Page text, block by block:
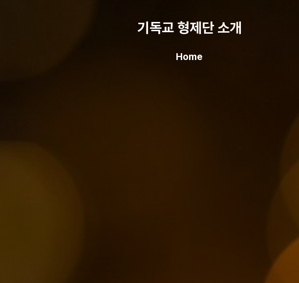
기독교 형제단 소개
Home